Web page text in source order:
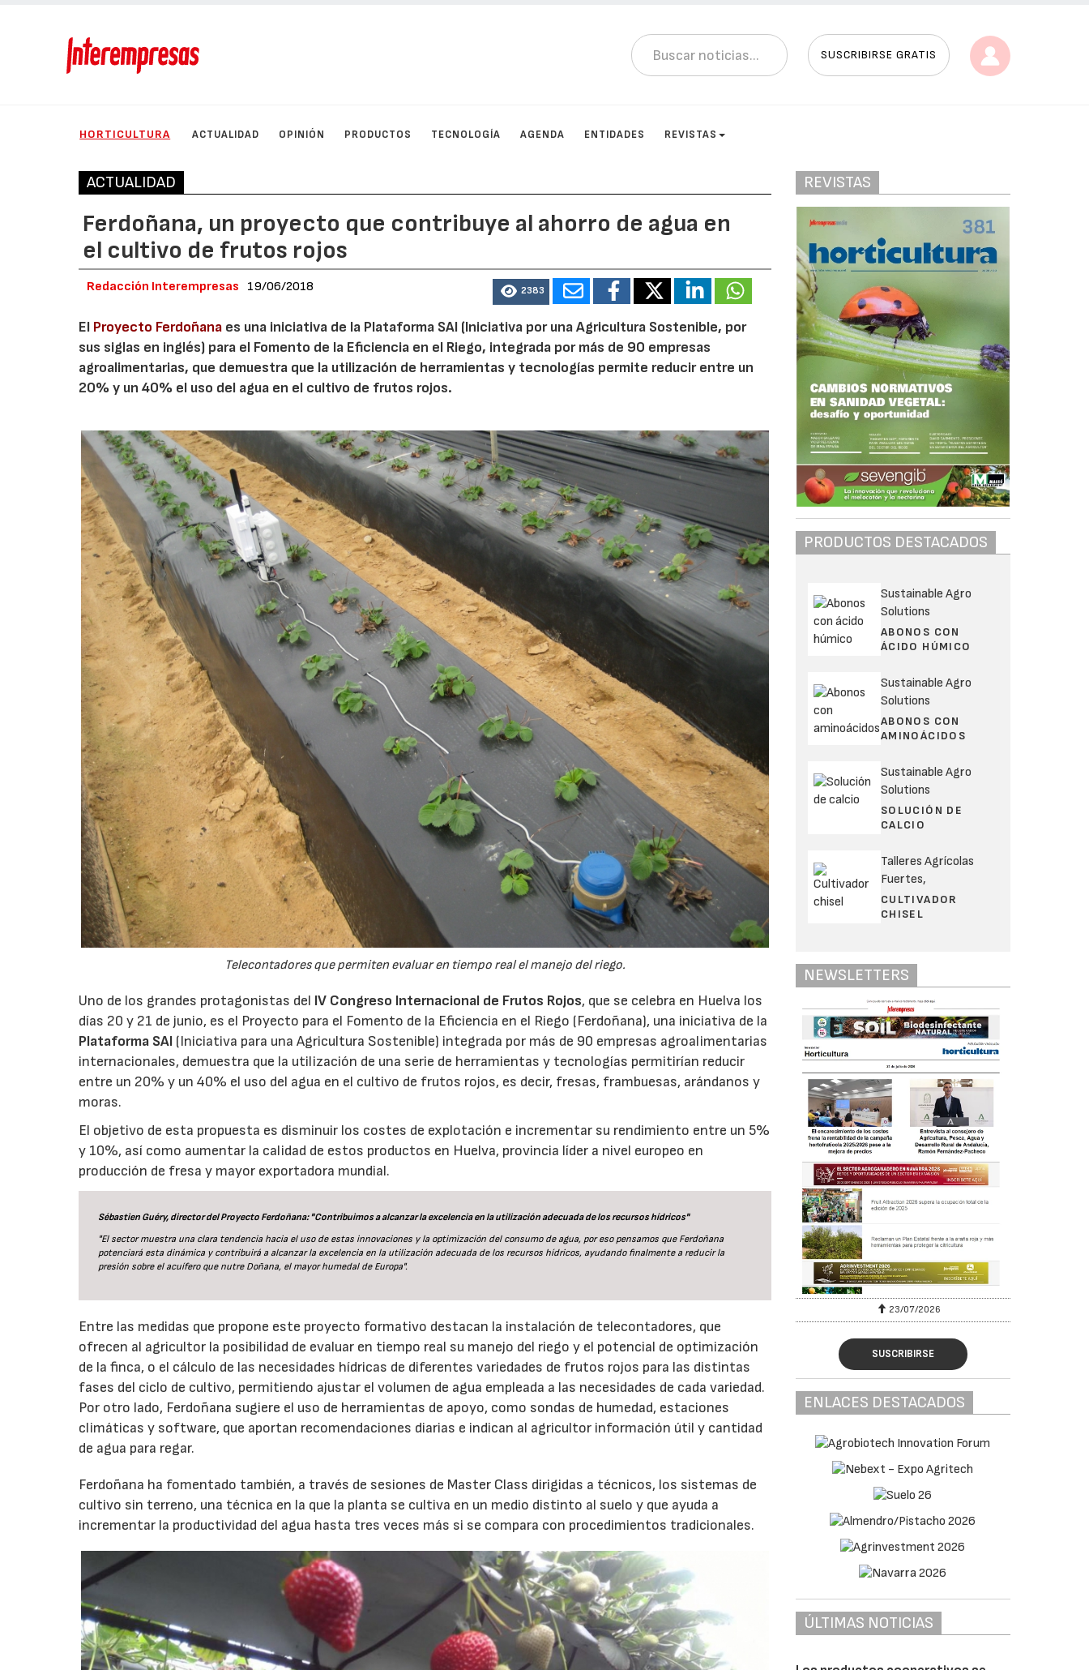
SUSCRIBIRSE GRATIS
HORTICULTURA ACTUALIDAD OPINIÓN PRODUCTOS TECNOLOGÍA AGENDA ENTIDADES REVISTAS
ACTUALIDAD
Ferdoñana, un proyecto que contribuye al ahorro de agua en
el cultivo de frutos rojos
Redacción Interempresas 19/06/2018 2383
El Proyecto Ferdoñana es una iniciativa de la Plataforma SAI (Iniciativa por una Agricultura Sostenible, por
sus siglas en inglés) para el Fomento de la Eficiencia en el Riego, integrada por más de 90 empresas
agroalimentarias, que demuestra que la utilización de herramientas y tecnologías permite reducir entre un
20% y un 40% el uso del agua en el cultivo de frutos rojos.
Telecontadores que permiten evaluar en tiempo real el manejo del riego.
Uno de los grandes protagonistas del IV Congreso Internacional de Frutos Rojos, que se celebra en Huelva los
días 20 y 21 de junio, es el Proyecto para el Fomento de la Eficiencia en el Riego (Ferdoñana), una iniciativa de la
Plataforma SAI (Iniciativa para una Agricultura Sostenible) integrada por más de 90 empresas agroalimentarias
internacionales, demuestra que la utilización de una serie de herramientas y tecnologías permitirían reducir
entre un 20% y un 40% el uso del agua en el cultivo de frutos rojos, es decir, fresas, frambuesas, arándanos y
moras.
El objetivo de esta propuesta es disminuir los costes de explotación e incrementar su rendimiento entre un 5%
y 10%, así como aumentar la calidad de estos productos en Huelva, provincia líder a nivel europeo en
producción de fresa y mayor exportadora mundial.
Sébastien Guéry, director del Proyecto Ferdoñana: "Contribuimos a alcanzar la excelencia en la utilización adecuada de los recursos hídricos"
"El sector muestra una clara tendencia hacia el uso de estas innovaciones y la optimización del consumo de agua, por eso pensamos que Ferdoñana
potenciará esta dinámica y contribuirá a alcanzar la excelencia en la utilización adecuada de los recursos hídricos, ayudando finalmente a reducir la
presión sobre el acuífero que nutre Doñana, el mayor humedal de Europa".
Entre las medidas que propone este proyecto formativo destacan la instalación de telecontadores, que
ofrecen al agricultor la posibilidad de evaluar en tiempo real su manejo del riego y el potencial de optimización
de la finca, o el cálculo de las necesidades hídricas de diferentes variedades de frutos rojos para las distintas
fases del ciclo de cultivo, permitiendo ajustar el volumen de agua empleada a las necesidades de cada variedad.
Por otro lado, Ferdoñana sugiere el uso de herramientas de apoyo, como sondas de humedad, estaciones
climáticas y software, que aportan recomendaciones diarias e indican al agricultor información útil y cantidad
de agua para regar.
Ferdoñana ha fomentado también, a través de sesiones de Master Class dirigidas a técnicos, los sistemas de
cultivo sin terreno, una técnica en la que la planta se cultiva en un medio distinto al suelo y que ayuda a
incrementar la productividad del agua hasta tres veces más si se compara con procedimientos tradicionales.
REVISTAS
PRODUCTOS DESTACADOS
Sustainable Agro
Solutions
ABONOS CON
ÁCIDO HÚMICO
Sustainable Agro
Solutions
ABONOS CON
AMINOÁCIDOS
Sustainable Agro
Solutions
SOLUCIÓN DE
CALCIO
Talleres Agrícolas
Fuertes,
CULTIVADOR
CHISEL
NEWSLETTERS
23/07/2026
SUSCRIBIRSE
ENLACES DESTACADOS
ÚLTIMAS NOTICIAS